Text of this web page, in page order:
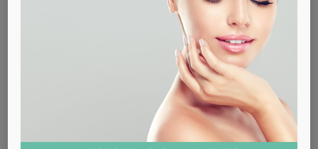
: ogni paziente viene
sottoposto a una valutazione approfondita tramite
analisi del capello e del cuoio capelluto.
: i cicli di biorivitalizzazione
vengono calibrati in base alla risposta individuale del
Ambiente professionale e sicuro: igiene,